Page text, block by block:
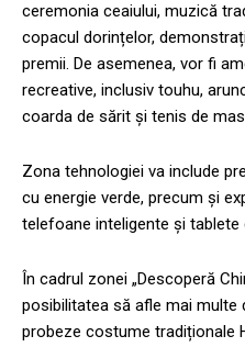
ceremonia ceaiului, muzică
copacul dorințelor,
premii. De asemenea, vor fi
recreative, inclusiv touhu,
coarda de sărit și tenis de
Zona tehnologiei va include
cu energie verde, precum și
telefoane inteligente și tablete
În cadrul zonei „Descoperă
posibilitatea să afle mai multe
probeze costume tradiționale